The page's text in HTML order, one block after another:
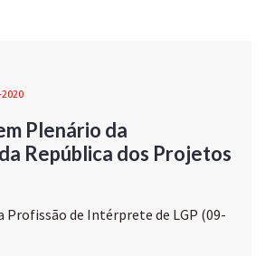
Plenário da
República dos Projetos
Profissão de Intérprete de LGP (09-